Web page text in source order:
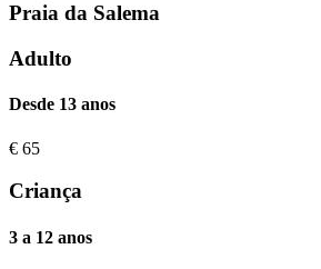
Praia da Salema
Adulto
Desde 13 anos
€ 65
Criança
3 a 12 anos